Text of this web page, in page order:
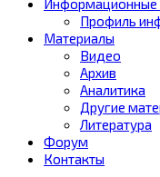
Информационные
Профиль
Материалы
Видео
Архив
Аналитика
Другие
Литература
Форум
Контакты